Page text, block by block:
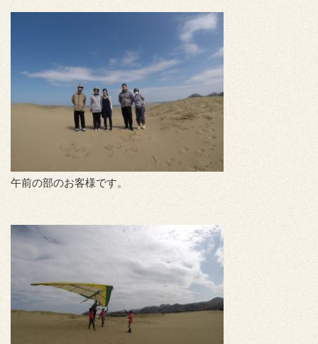
午前の部のお客様です。